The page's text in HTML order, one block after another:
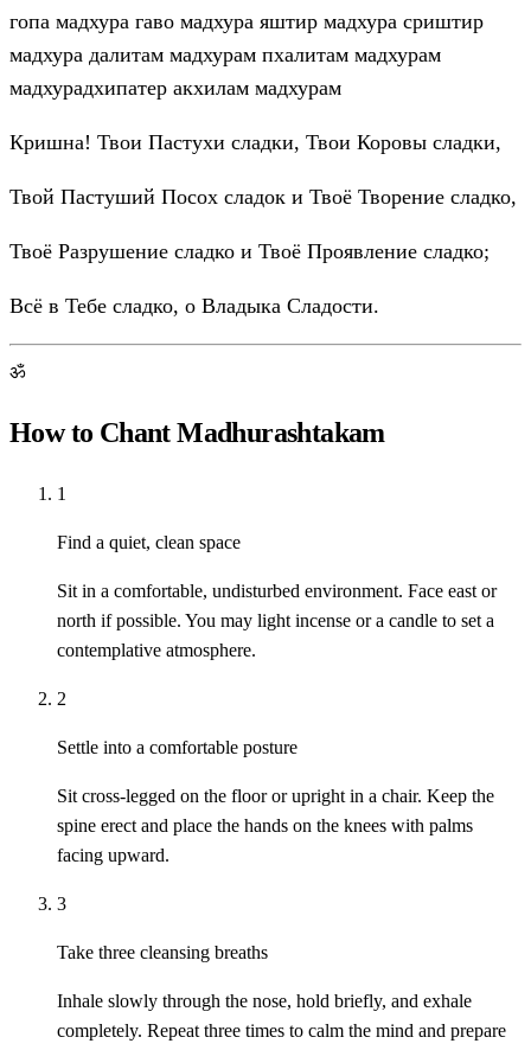
гопа мадхура гаво мадхура яштир мадхура сриштир
мадхура далитам мадхурам пхалитам мадхурам
мадхурадхипатер акхилам мадхурам
Кришна! Твои Пастухи сладки, Твои Коровы сладки,
Твой Пастуший Посох сладок и Твоё Творение сладко,
Твоё Разрушение сладко и Твоё Проявление сладко;
Всё в Тебе сладко, о Владыка Сладости.
ॐ
How to Chant Madhurashtakam
1
Find a quiet, clean space
Sit in a comfortable, undisturbed environment. Face east or
north if possible. You may light incense or a candle to set a
contemplative atmosphere.
2
Settle into a comfortable posture
Sit cross-legged on the floor or upright in a chair. Keep the
spine erect and place the hands on the knees with palms
facing upward.
3
Take three cleansing breaths
Inhale slowly through the nose, hold briefly, and exhale
completely. Repeat three times to calm the mind and prepare